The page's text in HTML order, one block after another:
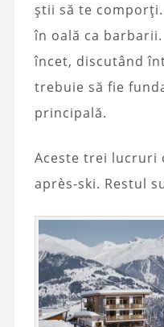
știi să te
în oală ca
încet, discutând
trebuie să fie
principală.
Aceste trei lucruri
après-ski. Restul